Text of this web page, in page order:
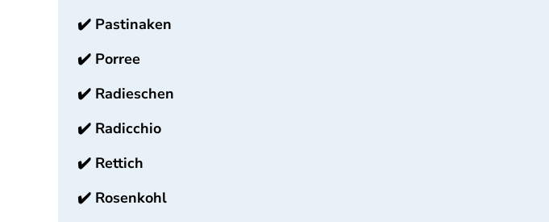
✔️ Pastinaken
✔️ Porree
✔️ Radieschen
✔️ Radicchio
✔️ Rettich
✔️ Rosenkohl